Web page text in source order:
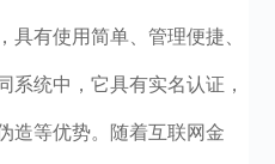
具有使用简单、管理便捷、
系统中，它具有实名认证，
造等优势。随着互联网金